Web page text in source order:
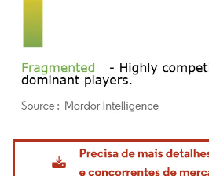
Imagem © Mordor Intelligence. O reuso